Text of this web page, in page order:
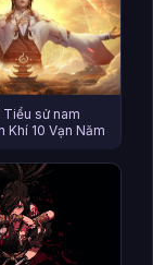
sử nam
Khí 10 Vạn Năm